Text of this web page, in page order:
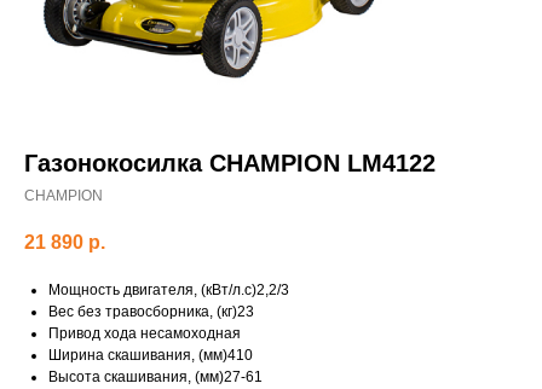
Газонокосилка CHAMPION LM4122
CHAMPION
21 890 р.
Мощность двигателя, (кВт/л.с)2,2/3
Вес без травосборника, (кг)23
Привод хода несамоходная
Ширина скашивания, (мм)410
Высота скашивания, (мм)27-61